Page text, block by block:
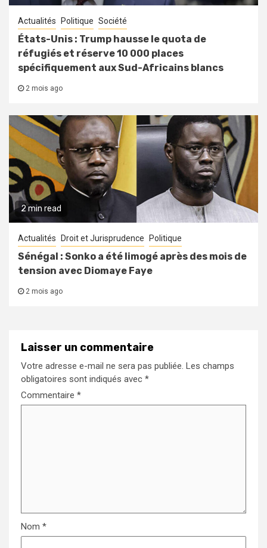
Actualités Politique Société
États-Unis : Trump hausse le quota de
réfugiés et réserve 10 000 places
spécifiquement aux Sud-Africains blancs
2 mois ago
2 min read
Actualités Droit et Jurisprudence Politique
Sénégal : Sonko a été limogé après des mois de
tension avec Diomaye Faye
2 mois ago
Laisser un commentaire
Votre adresse e-mail ne sera pas publiée. Les champs
obligatoires sont indiqués avec *
Commentaire *
Nom *